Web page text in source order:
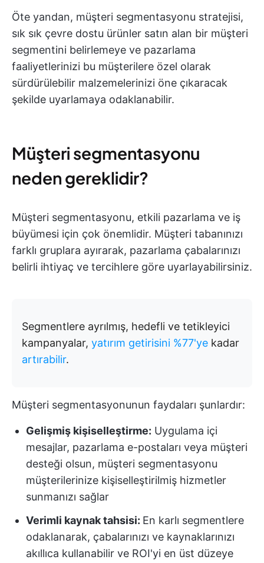
Öte yandan, müşteri segmentasyonu stratejisi,
sık sık çevre dostu ürünler satın alan bir müşteri
segmentini belirlemeye ve pazarlama
faaliyetlerinizi bu müşterilere özel olarak
sürdürülebilir malzemelerinizi öne çıkaracak
şekilde uyarlamaya odaklanabilir.
Müşteri segmentasyonu
neden gereklidir?
Müşteri segmentasyonu, etkili pazarlama ve iş
büyümesi için çok önemlidir. Müşteri tabanınızı
farklı gruplara ayırarak, pazarlama çabalarınızı
belirli ihtiyaç ve tercihlere göre uyarlayabilirsiniz.
Segmentlere ayrılmış, hedefli ve tetikleyici
kampanyalar, yatırım getirisini %77'ye kadar
artırabilir.
Müşteri segmentasyonunun faydaları şunlardır:
Gelişmiş kişiselleştirme: Uygulama içi
mesajlar, pazarlama e-postaları veya müşteri
desteği olsun, müşteri segmentasyonu
müşterilerinize kişiselleştirilmiş hizmetler
sunmanızı sağlar
Verimli kaynak tahsisi: En karlı segmentlere
odaklanarak, çabalarınızı ve kaynaklarınızı
akıllıca kullanabilir ve ROI'yi en üst düzeye